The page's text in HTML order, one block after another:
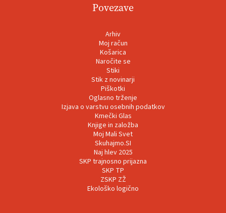
Povezave
Arhiv
Moj račun
Košarica
Naročite se
Stiki
Stik z novinarji
Piškotki
Oglasno trženje
Izjava o varstvu osebnih podatkov
Kmečki Glas
Knjige in založba
Moj Mali Svet
Skuhajmo.SI
Naj hlev 2025
SKP trajnosno prijazna
SKP TP
ZSKP ZŽ
Ekološko logično